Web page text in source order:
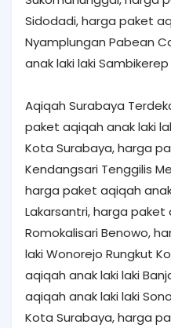
Sidodadi, harga paket
Nyamplungan Pabean
anak laki laki Sambikerep
Aqiqah Surabaya
paket aqiqah anak laki
Kota Surabaya, harga
Kendangsari Tenggilis
harga paket aqiqah anak
Lakarsantri, harga paket
Romokalisari Benowo,
laki Wonorejo Rungkut
aqiqah anak laki laki
aqiqah anak laki laki
Kota Surabaya, harga